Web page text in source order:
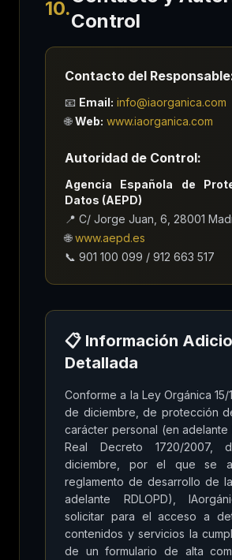
10.
Control
Contacto del
📧 Email: info@iaorganica.com
🌐Web: www.iaorganica.com
Autoridad de Control:
Agencia Española de
Datos (AEPD)
📍 C/ Jorge Juan, 6, 28001
🌐www.aepd.es
📞 901 100 099 / 912 663 517
📋 Información
Detallada
Conforme a la Ley Orgánica 15/
de diciembre, de protección
carácter personal (en adelante
Real Decreto 1720/2007,
diciembre, por el que se
reglamento de desarrollo de
adelante RDLOPD),
solicitar para el acceso a
contenidos y servicios la
de un formulario de alta